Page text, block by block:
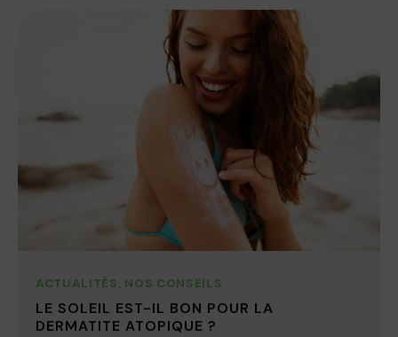
ACTUALITÉS, NOS CONSEILS
LE SOLEIL EST-IL BON POUR LA
DERMATITE ATOPIQUE ?